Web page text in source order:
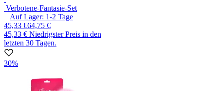
Verbotene-Fantasie-Set
Auf Lager: 1-2 Tage
45,33 €64,75 €
45,33 € Niedrigster Preis in den
letzten 30 Tagen.
30%